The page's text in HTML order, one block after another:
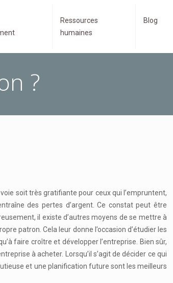
Ressources
humaines
Blog
?
soit très gratifiante pour ceux qui l’empruntent,
des pertes d’argent. Ce constat peut être
il existe d’autres moyens de se mettre à
patron. Cela leur donne l’occasion d’étudier les
faire croître et développer l’entreprise. Bien sûr,
à acheter. Lorsqu’il s’agit de décider ce qui
et une planification future sont les meilleurs